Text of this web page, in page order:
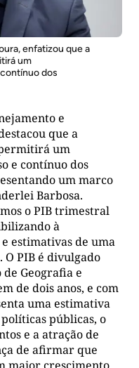
enfatizou que a
um
dos
e
que a
um
e contínuo dos
um marco
Barbosa.
o PIB trimestral
à
estimativas de uma
PIB é divulgado
Geografia e
de dois anos, e com
uma estimativa
públicas, o
e a atração de
de afirmar que